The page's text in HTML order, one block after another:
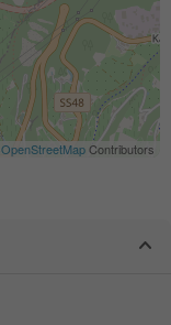
OpenStreetMapContributors